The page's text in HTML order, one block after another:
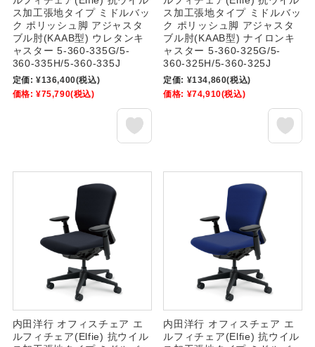
ス加工張地タイプ ミドルバッ
ク ポリッシュ脚 アジャスタ
ブル肘(KAAB型) ウレタンキ
ャスター 5-360-335G/5-
360-335H/5-360-335J
定価: ¥136,400(税込)
価格: ¥75,790(税込)
ス加工張地タイプ ミドルバッ
ク ポリッシュ脚 アジャスタ
ブル肘(KAAB型) ナイロンキ
ャスター 5-360-325G/5-
360-325H/5-360-325J
定価: ¥134,860(税込)
価格: ¥74,910(税込)
内田洋行 オフィスチェア エ
ルフィチェア(Elfie) 抗ウイル
内田洋行 オフィスチェア エ
ルフィチェア(Elfie) 抗ウイル